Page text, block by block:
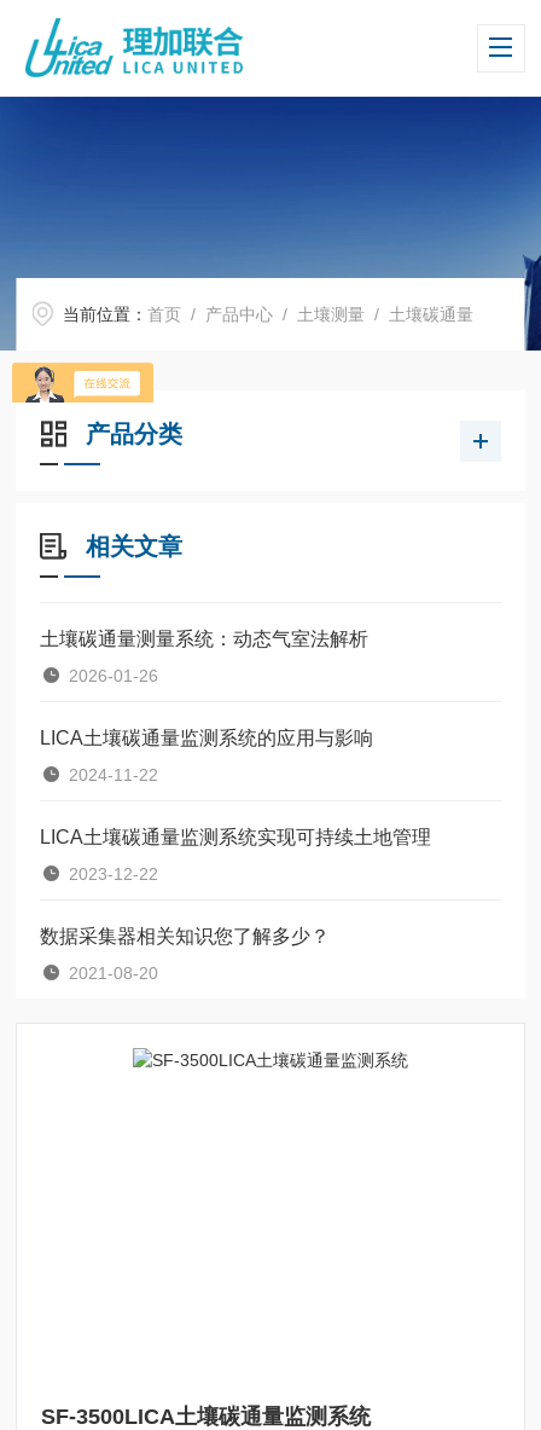
当前位置：首页 / 产品中心 / 土壤测量 / 土壤碳通量
产品分类
相关文章
土壤碳通量测量系统：动态气室法解析
2026-01-26
LICA土壤碳通量监测系统的应用与影响
2024-11-22
LICA土壤碳通量监测系统实现可持续土地管理
2023-12-22
数据采集器相关知识您了解多少？
2021-08-20
SF-3500LICA土壤碳通量监测系统